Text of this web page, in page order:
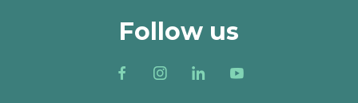
Follow us